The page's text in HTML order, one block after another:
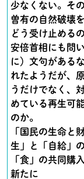
少なくない。そ
曽有の自然破壊
どう受け止める
安倍首相にも問
に）文句がある
れたようだが、
うだけでなく、
めている再生可
のか。
「国民の生命と
生」と「自給」
「食」の共同購
新たに